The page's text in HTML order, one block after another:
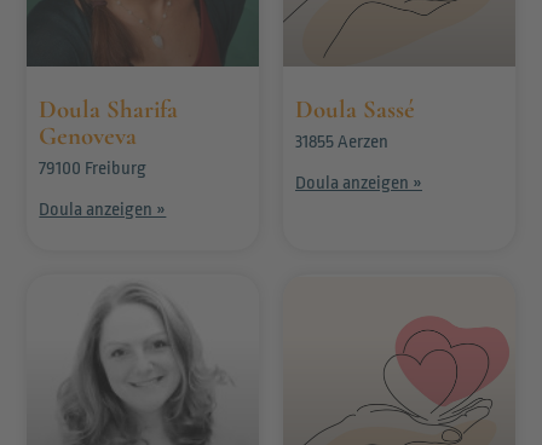
Doula Sharifa
Genoveva
79100 Freiburg
Doula anzeigen »
Doula Sassé
31855 Aerzen
Doula anzeigen »